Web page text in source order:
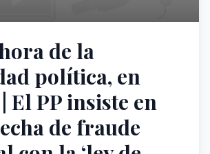
de la
política, en
El PP insiste en
de fraude